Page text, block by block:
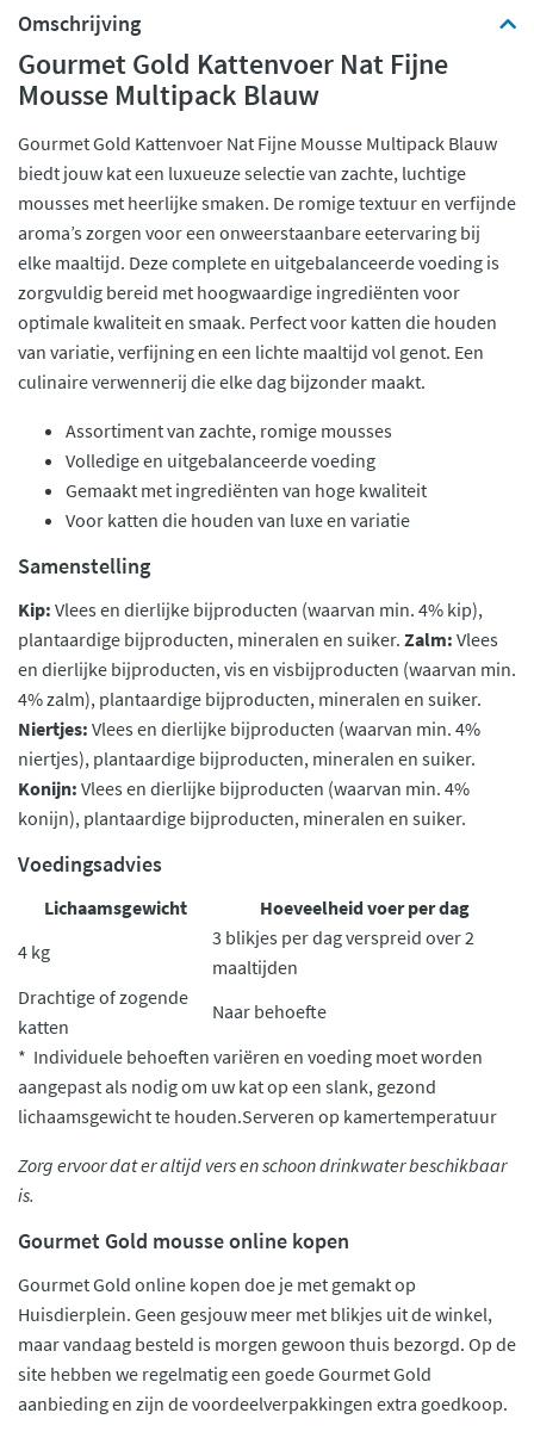
Omschrijving
Gourmet Gold Kattenvoer Nat Fijne
Mousse Multipack Blauw
Gourmet Gold Kattenvoer Nat Fijne Mousse Multipack Blauw
biedt jouw kat een luxueuze selectie van zachte, luchtige
mousses met heerlijke smaken. De romige textuur en verfijnde
aroma’s zorgen voor een onweerstaanbare eetervaring bij
elke maaltijd. Deze complete en uitgebalanceerde voeding is
zorgvuldig bereid met hoogwaardige ingrediënten voor
optimale kwaliteit en smaak. Perfect voor katten die houden
van variatie, verfijning en een lichte maaltijd vol genot. Een
culinaire verwennerij die elke dag bijzonder maakt.
Assortiment van zachte, romige mousses
Volledige en uitgebalanceerde voeding
Gemaakt met ingrediënten van hoge kwaliteit
Voor katten die houden van luxe en variatie
Samenstelling
Kip: Vlees en dierlijke bijproducten (waarvan min. 4% kip),
plantaardige bijproducten, mineralen en suiker. Zalm: Vlees
en dierlijke bijproducten, vis en visbijproducten (waarvan min.
4% zalm), plantaardige bijproducten, mineralen en suiker.
Niertjes: Vlees en dierlijke bijproducten (waarvan min. 4%
niertjes), plantaardige bijproducten, mineralen en suiker.
Konijn: Vlees en dierlijke bijproducten (waarvan min. 4%
konijn), plantaardige bijproducten, mineralen en suiker.
Voedingsadvies
Lichaamsgewicht
Hoeveelheid voer per dag
4 kg
3 blikjes per dag verspreid over 2
maaltijden
Drachtige of zogende
katten
Naar behoefte
* Individuele behoeften variëren en voeding moet worden
aangepast als nodig om uw kat op een slank, gezond
lichaamsgewicht te houden.Serveren op kamertemperatuur
Zorg ervoor dat er altijd vers en schoon drinkwater beschikbaar
is.
Gourmet Gold mousse online kopen
Gourmet Gold online kopen doe je met gemakt op
Huisdierplein. Geen gesjouw meer met blikjes uit de winkel,
maar vandaag besteld is morgen gewoon thuis bezorgd. Op de
site hebben we regelmatig een goede Gourmet Gold
aanbieding en zijn de voordeelverpakkingen extra goedkoop.